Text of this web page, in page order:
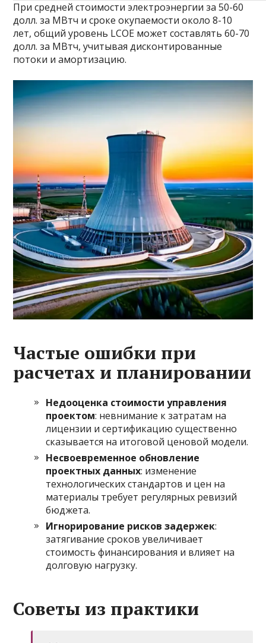
При средней стоимости электроэнергии за 50-60
долл. за МВтч и сроке окупаемости около 8-10
лет, общий уровень LCOE может составлять 60-70
долл. за МВтч, учитывая дисконтированные
потоки и амортизацию.
Частые ошибки при
расчетах и планировании
Недооценка стоимости управления
проектом: невнимание к затратам на
лицензии и сертификацию существенно
сказывается на итоговой ценовой модели.
Несвоевременное обновление
проектных данных: изменение
технологических стандартов и цен на
материалы требует регулярных ревизий
бюджета.
Игнорирование рисков задержек:
затягивание сроков увеличивает
стоимость финансирования и влияет на
долговую нагрузку.
Советы из практики